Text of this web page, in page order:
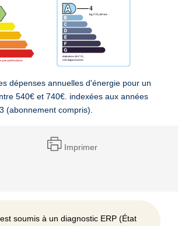
dépenses annuelles d'énergie pour un
540€ et 740€. indexées aux années
(abonnement compris).
Imprimer
soumis à un diagnostic ERP (État